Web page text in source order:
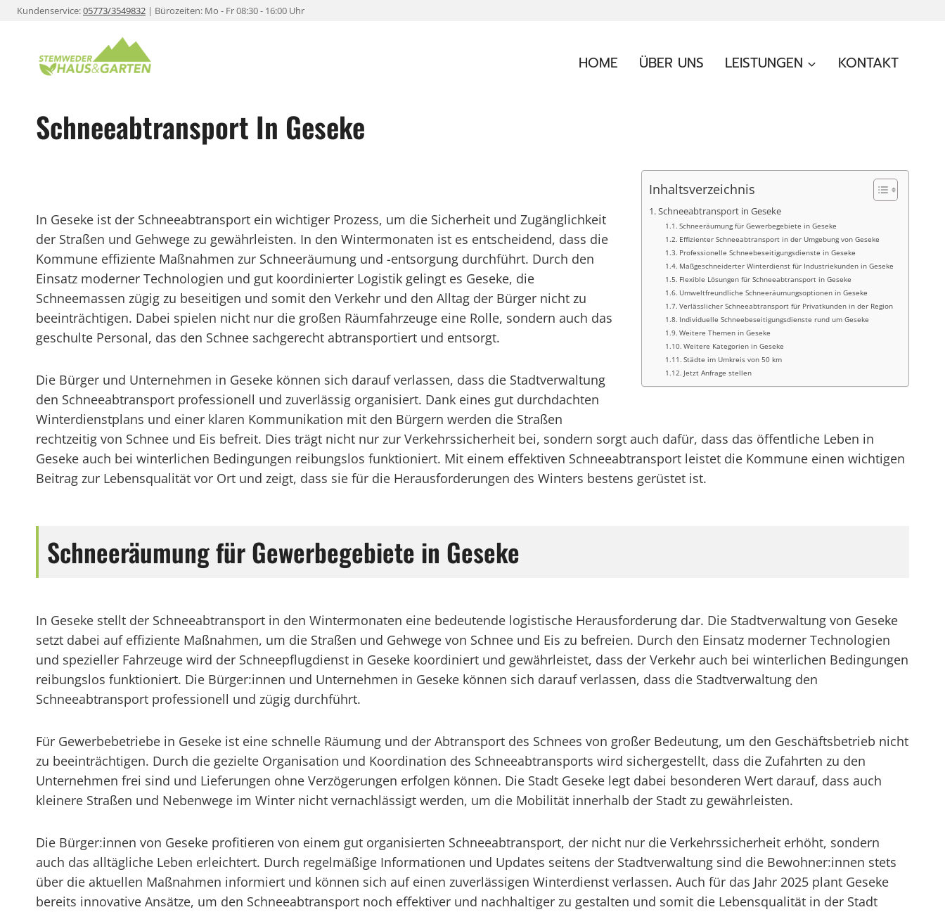
ZumKundenservice:05773/3549832 | Bürozeiten: Mo - Fr 08:30 - 16:00 Uhr
HOME ÜBER UNS LEISTUNGEN KONTAKT
Schneeabtransport In Geseke
Inhaltsverzeichnis
Schneeabtransport in Geseke
Schneeräumung für Gewerbegebiete in Geseke
Effizienter Schneeabtransport in der Umgebung von Geseke
Professionelle Schneebeseitigungsdienste in Geseke
Maßgeschneiderter Winterdienst für Industriekunden in Geseke
Flexible Lösungen für Schneeabtransport in Geseke
Umweltfreundliche Schneeräumungsoptionen in Geseke
Verlässlicher Schneeabtransport für Privatkunden in der Region
Individuelle Schneebeseitigungsdienste rund um Geseke
Weitere Themen in Geseke
Weitere Kategorien in Geseke
Städte im Umkreis von 50 km
Jetzt Anfrage stellen
In Geseke ist der Schneeabtransport ein wichtiger Prozess, um die Sicherheit und Zugänglichkeit
der Straßen und Gehwege zu gewährleisten. In den Wintermonaten ist es entscheidend, dass die
Kommune effiziente Maßnahmen zur Schneeräumung und -entsorgung durchführt. Durch den
Einsatz moderner Technologien und gut koordinierter Logistik gelingt es Geseke, die
Schneemassen zügig zu beseitigen und somit den Verkehr und den Alltag der Bürger nicht zu
beeinträchtigen. Dabei spielen nicht nur die großen Räumfahrzeuge eine Rolle, sondern auch das
geschulte Personal, das den Schnee sachgerecht abtransportiert und entsorgt.
Die Bürger und Unternehmen in Geseke können sich darauf verlassen, dass die Stadtverwaltung
den Schneeabtransport professionell und zuverlässig organisiert. Dank eines gut durchdachten
Winterdienstplans und einer klaren Kommunikation mit den Bürgern werden die Straßen
rechtzeitig von Schnee und Eis befreit. Dies trägt nicht nur zur Verkehrssicherheit bei, sondern sorgt auch dafür, dass das öffentliche Leben in
Geseke auch bei winterlichen Bedingungen reibungslos funktioniert. Mit einem effektiven Schneeabtransport leistet die Kommune einen wichtigen
Beitrag zur Lebensqualität vor Ort und zeigt, dass sie für die Herausforderungen des Winters bestens gerüstet ist.
Schneeräumung für Gewerbegebiete in Geseke
In Geseke stellt der Schneeabtransport in den Wintermonaten eine bedeutende logistische Herausforderung dar. Die Stadtverwaltung von Geseke
setzt dabei auf effiziente Maßnahmen, um die Straßen und Gehwege von Schnee und Eis zu befreien. Durch den Einsatz moderner Technologien
und spezieller Fahrzeuge wird der Schneepflugdienst in Geseke koordiniert und gewährleistet, dass der Verkehr auch bei winterlichen Bedingungen
reibungslos funktioniert. Die Bürger:innen und Unternehmen in Geseke können sich darauf verlassen, dass die Stadtverwaltung den
Schneeabtransport professionell und zügig durchführt.
Für Gewerbebetriebe in Geseke ist eine schnelle Räumung und der Abtransport des Schnees von großer Bedeutung, um den Geschäftsbetrieb nicht
zu beeinträchtigen. Durch die gezielte Organisation und Koordination des Schneeabtransports wird sichergestellt, dass die Zufahrten zu den
Unternehmen frei sind und Lieferungen ohne Verzögerungen erfolgen können. Die Stadt Geseke legt dabei besonderen Wert darauf, dass auch
kleinere Straßen und Nebenwege im Winter nicht vernachlässigt werden, um die Mobilität innerhalb der Stadt zu gewährleisten.
Die Bürger:innen von Geseke profitieren von einem gut organisierten Schneeabtransport, der nicht nur die Verkehrssicherheit erhöht, sondern
auch das alltägliche Leben erleichtert. Durch regelmäßige Informationen und Updates seitens der Stadtverwaltung sind die Bewohner:innen stets
über die aktuellen Maßnahmen informiert und können sich auf einen zuverlässigen Winterdienst verlassen. Auch für das Jahr 2025 plant Geseke
bereits innovative Ansätze, um den Schneeabtransport noch effektiver und nachhaltiger zu gestalten und somit die Lebensqualität in der Stadt